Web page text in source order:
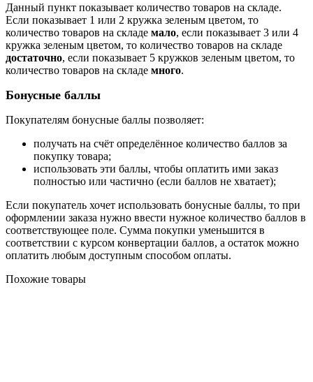
Данный пункт показывает количество товаров на складе.
Если показывает 1 или 2 кружка зеленым цветом, то
количество товаров на складе мало, если показывает 3 или 4
кружка зеленым цветом, то количество товаров на складе
достаточно, если показывает 5 кружков зеленым цветом, то
количество товаров на складе много.
Бонусные баллы
Покупателям бонусные баллы позволяет:
получать на счёт определённое количество баллов за
покупку товара;
использовать эти баллы, чтобы оплатить ими заказ
полностью или частично (если баллов не хватает);
Если покупатель хочет использовать бонусные баллы, то при
оформлении заказа нужно ввести нужное количество баллов в
соответствующее поле. Сумма покупки уменьшится в
соответствии с курсом конвертации баллов, а остаток можно
оплатить любым доступным способом оплаты.
Похожие товары